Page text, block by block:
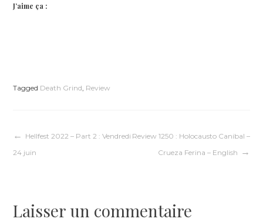
J’aime ça :
Tagged Death Grind Review
Navigation
l’article
Hellfest 2022 – Part 2 : Vendredi
24 juin
Review 1250 : Holocausto Canibal –
Crueza Ferina – English
Laisser un commentaire